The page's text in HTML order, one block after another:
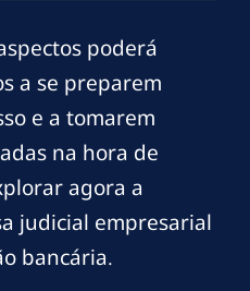
poderá
a se preparem
e a tomarem
na hora de
agora a
judicial empresarial
bancária.